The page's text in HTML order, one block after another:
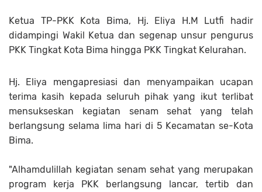
Ketua TP-PKK Kota Bima, Hj. Eliya H.M Lutfi hadir
didampingi Wakil Ketua dan segenap unsur pengurus
PKK Tingkat Kota Bima hingga PKK Tingkat Kelurahan.
Hj. Eliya mengapresiasi dan menyampaikan ucapan
terima kasih kepada seluruh pihak yang ikut terlibat
mensukseskan kegiatan senam sehat yang telah
berlangsung selama lima hari di 5 Kecamatan se-Kota
Bima.
"Alhamdulillah kegiatan senam sehat yang merupakan
program kerja PKK berlangsung lancar, tertib dan